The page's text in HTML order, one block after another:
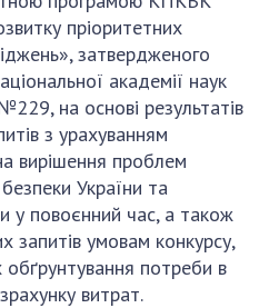
пріоритетних
затвердженого
академії наук
на основі результатів
з урахуванням
вирішення проблем
України та
у повоєнний час, а також
запитів умовам конкурсу,
обґрунтування потреби в
витрат.